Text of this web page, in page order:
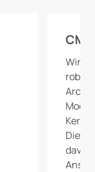
Wir
Dies